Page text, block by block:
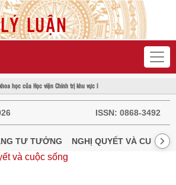
LUẬN
học của Học viện Chính trị khu vực I
ISSN: 0868-3492
TƯ TƯỞNG NGHỊ QUYẾT VÀ CUỘC
và cuộc sống